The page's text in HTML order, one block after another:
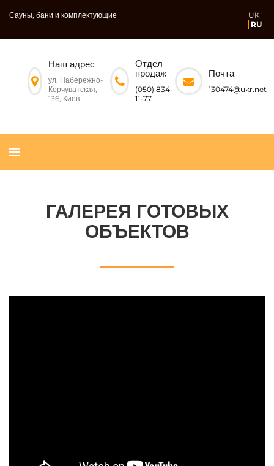
Сауны, бани и комплектующие
UK
RU
Наш адрес
ул. Набережно-
Корчуватская,
136, Киев
Отдел
продаж
(050) 834-
11-77
Почта
130474@ukr.net
ГАЛЕРЕЯ ГОТОВЫХ
ОБЪЕКТОВ